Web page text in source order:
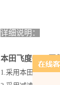
详细说明：
本田飞度CVT无
1.采用本田飞度